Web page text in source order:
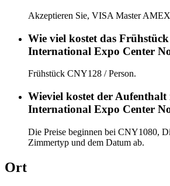
Akzeptieren Sie, VISA Master
Wie viel kostet das
International Expo Center
Frühstück CNY128 / Person.
Wieviel kostet der
International Expo Center
Die Preise beginnen bei CNY1080,
Zimmertyp und dem Datum ab.
Ort